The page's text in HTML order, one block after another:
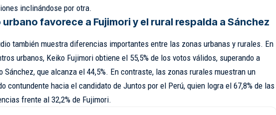
inclinándose por otra.
favorece a Fujimori y el rural respalda a Sánchez
también muestra diferencias importantes entre las zonas urbanas y rurales. En
urbanos, Keiko Fujimori obtiene el 55,5% de los votos válidos, superando a
Sánchez, que alcanza el 44,5%. En contraste, las zonas rurales muestran un
contundente hacia el candidato de Juntos por el Perú, quien logra el 67,8% de las
frente al 32,2% de Fujimori.